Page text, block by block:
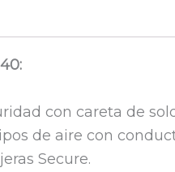
con careta de
de aire con
Secure.